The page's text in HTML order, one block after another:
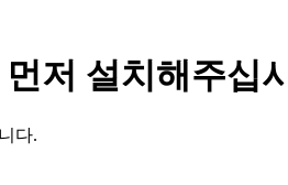
저 설치해주십
다.